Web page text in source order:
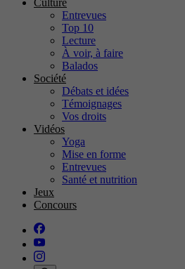
Entrevues
Top 10
Lecture
À voir, à faire
Balados
Société
Débats et idées
Témoignages
Vos droits
Vidéos
Yoga
Mise en forme
Entrevues
Santé et nutrition
Jeux
Concours